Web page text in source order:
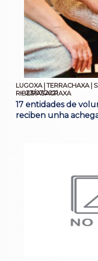
LUGOXA | TERRACHAXA |
RIBEIRASACRAXA
23/07/2021
17 entidades de
reciben unha